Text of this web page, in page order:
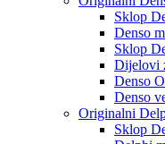
Sklop
Denso
Sklop
Dijelovi
Denso
Denso
Originalni
Sklop